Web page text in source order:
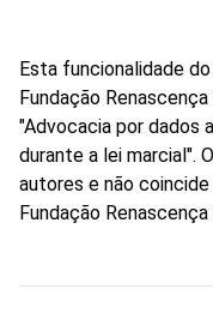
Esta funcionalidade
Fundação
"Advocacia por dados
durante a lei marcial".
autores e não
Fundação